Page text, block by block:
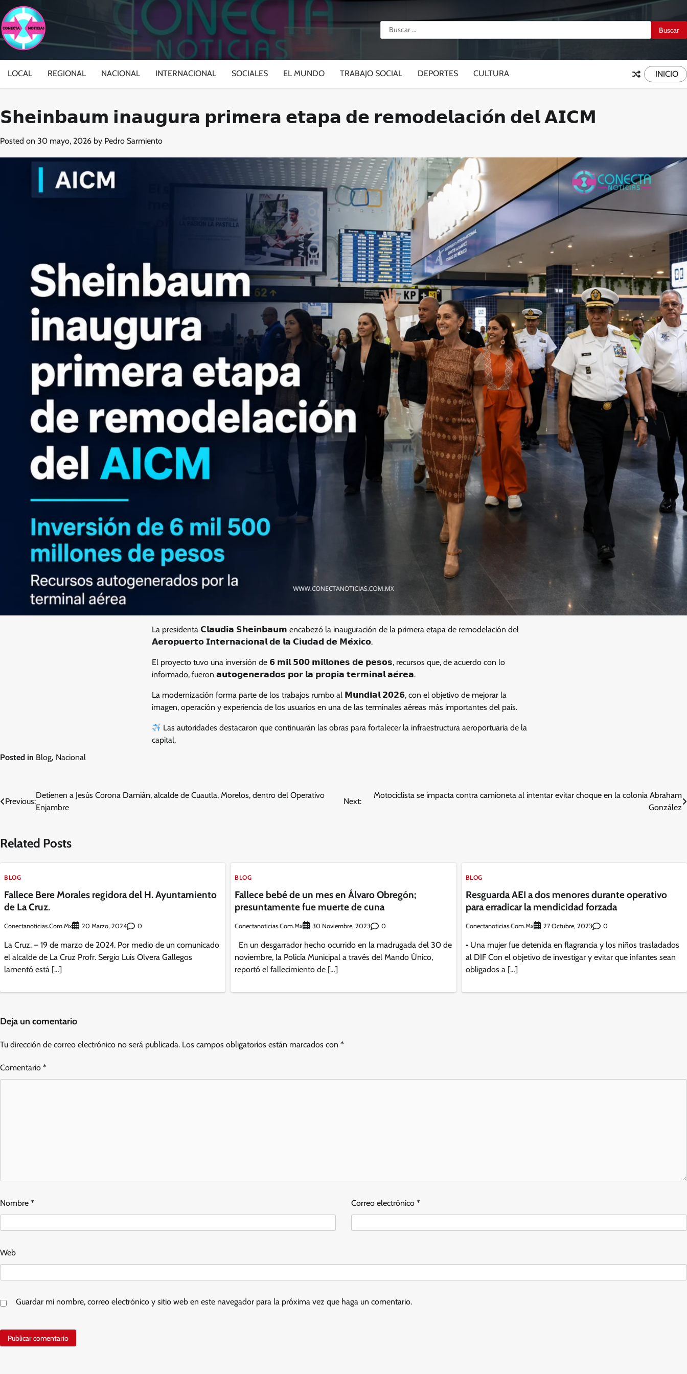
to
content
Buscar:
LOCAL REGIONAL NACIONAL INTERNACIONAL SOCIALES EL MUNDO TRABAJO SOCIAL DEPORTES CULTURA INICIO
𝗦𝗵𝗲𝗶𝗻𝗯𝗮𝘂𝗺 𝗶𝗻𝗮𝘂𝗴𝘂𝗿𝗮 𝗽𝗿𝗶𝗺𝗲𝗿𝗮 𝗲𝘁𝗮𝗽𝗮 𝗱𝗲 𝗿𝗲𝗺𝗼𝗱𝗲𝗹𝗮𝗰𝗶𝗼́𝗻 𝗱𝗲𝗹 𝗔𝗜𝗖𝗠
Posted on 30 mayo, 2026 by Pedro Sarmiento
La presidenta 𝗖𝗹𝗮𝘂𝗱𝗶𝗮 𝗦𝗵𝗲𝗶𝗻𝗯𝗮𝘂𝗺 encabezó la inauguración de la primera etapa de remodelación del
𝗔𝗲𝗿𝗼𝗽𝘂𝗲𝗿𝘁𝗼 𝗜𝗻𝘁𝗲𝗿𝗻𝗮𝗰𝗶𝗼𝗻𝗮𝗹 𝗱𝗲 𝗹𝗮 𝗖𝗶𝘂𝗱𝗮𝗱 𝗱𝗲 𝗠𝗲́𝘅𝗶𝗰𝗼.
El proyecto tuvo una inversión de 𝟲 𝗺𝗶𝗹 𝟱𝟬𝟬 𝗺𝗶𝗹𝗹𝗼𝗻𝗲𝘀 𝗱𝗲 𝗽𝗲𝘀𝗼𝘀, recursos que, de acuerdo con lo
informado, fueron 𝗮𝘂𝘁𝗼𝗴𝗲𝗻𝗲𝗿𝗮𝗱𝗼𝘀 𝗽𝗼𝗿 𝗹𝗮 𝗽𝗿𝗼𝗽𝗶𝗮 𝘁𝗲𝗿𝗺𝗶𝗻𝗮𝗹 𝗮𝗲́𝗿𝗲𝗮.
La modernización forma parte de los trabajos rumbo al 𝗠𝘂𝗻𝗱𝗶𝗮𝗹 𝟮𝟬𝟮𝟲, con el objetivo de mejorar la
imagen, operación y experiencia de los usuarios en una de las terminales aéreas más importantes del país.
Las autoridades destacaron que continuarán las obras para fortalecer la infraestructura aeroportuaria de la
capital.
Posted in Blog, Nacional
Navegación
entradas
Previous:
Detienen a Jesús Corona Damián, alcalde de Cuautla, Morelos, dentro del Operativo
Enjambre
Next:
Motociclista se impacta contra camioneta al intentar evitar choque en la colonia Abraham
González
Related Posts
BLOG
Fallece Bere Morales regidora del H. Ayuntamiento
de La Cruz.
Conectanoticias.com.mx 20 Marzo, 2024 0
La Cruz. – 19 de marzo de 2024. Por medio de un comunicado
el alcalde de La Cruz Profr. Sergio Luis Olvera Gallegos
lamentó está […]
BLOG
Fallece bebé de un mes en Álvaro Obregón;
presuntamente fue muerte de cuna
Conectanoticias.com.mx 30 Noviembre, 2023 0
En un desgarrador hecho ocurrido en la madrugada del 30 de
noviembre, la Policía Municipal a través del Mando Único,
reportó el fallecimiento de […]
BLOG
Resguarda AEI a dos menores durante operativo
para erradicar la mendicidad forzada
Conectanoticias.com.mx 27 Octubre, 2023 0
• Una mujer fue detenida en flagrancia y los niños trasladados
al DIF Con el objetivo de investigar y evitar que infantes sean
obligados a […]
Deja un comentario
Tu dirección de correo electrónico no será publicada. Los campos obligatorios están marcados con *
Comentario *
Nombre * Correo electrónico *
Web
Guardar mi nombre, correo electrónico y sitio web en este navegador para la próxima vez que haga un comentario.